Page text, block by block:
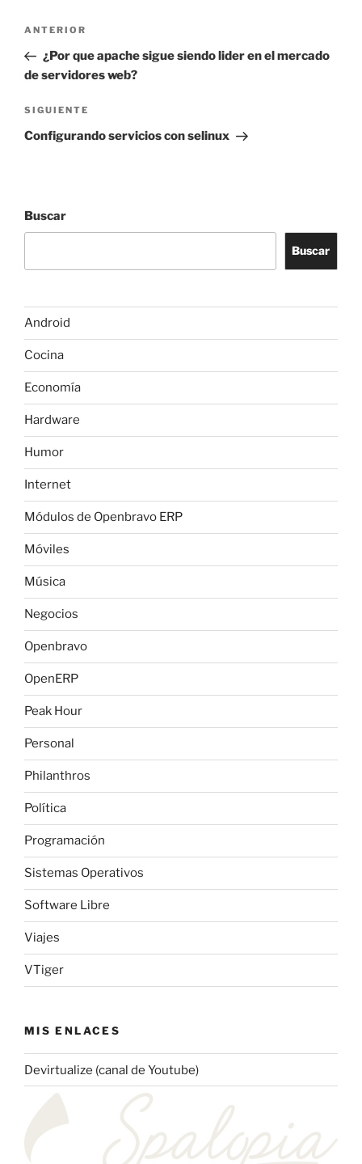
Navegación
entradas
Entrada
anterior:
ANTERIOR
¿Por que apache sigue siendo lider en el mercado
de servidores web?
Siguiente
entrada
SIGUIENTE
Configurando servicios con selinux
Buscar
Buscar
Android
Cocina
Economía
Hardware
Humor
Internet
Módulos de Openbravo ERP
Móviles
Música
Negocios
Openbravo
OpenERP
Peak Hour
Personal
Philanthros
Política
Programación
Sistemas Operativos
Software Libre
Viajes
VTiger
MIS ENLACES
Devirtualize (canal de Youtube)